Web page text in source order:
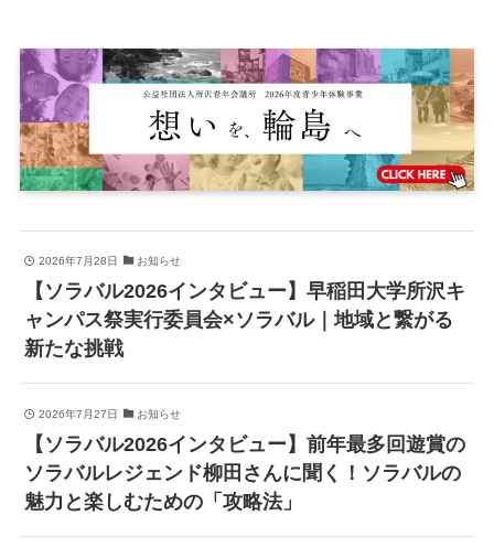
2026年7月28日 お知らせ
【ソラバル2026インタビュー】早稲田大学所沢キ
ャンパス祭実行委員会×ソラバル｜地域と繋がる
新たな挑戦
2026年7月27日 お知らせ
【ソラバル2026インタビュー】前年最多回遊賞の
ソラバルレジェンド柳田さんに聞く！ソラバルの
魅力と楽しむための「攻略法」